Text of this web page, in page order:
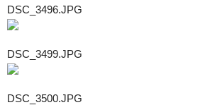
DSC_3496.JPG
DSC_3499.JPG
DSC_3500.JPG